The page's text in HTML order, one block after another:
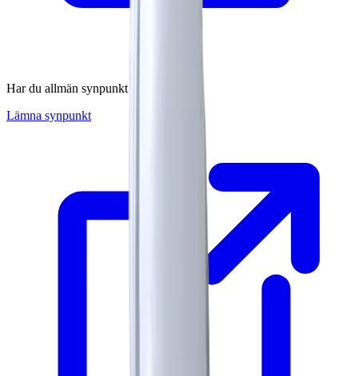
Har du allmän synpunkt på produkten?
Lämna synpunkt